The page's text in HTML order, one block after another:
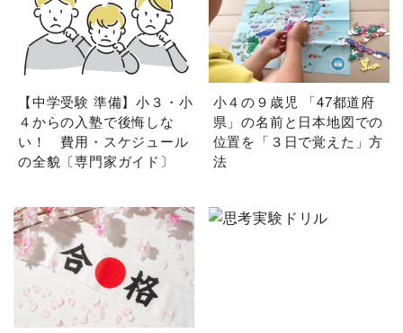
【中学受験 準備】小３・小
４からの入塾で後悔しな
い！ 費用・スケジュール
の全貌〔専門家ガイド〕
小４の９歳児 「47都道府
県」の名前と日本地図での
位置を「３日で覚えた」方
法